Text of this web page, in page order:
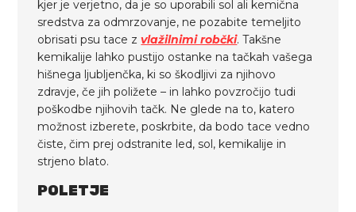
kjer je verjetno, da je so uporabili sol ali kemična
sredstva za odmrzovanje, ne pozabite temeljito
obrisati psu tace zvlažilnimi robčki. Takšne
kemikalije lahko pustijo ostanke na tačkah vašega
hišnega ljubljenčka, ki so škodljivi za njihovo
zdravje, če jih poližete – in lahko povzročijo tudi
poškodbe njihovih tačk. Ne glede na to, katero
možnost izberete, poskrbite, da bodo tace vedno
čiste, čim prej odstranite led, sol, kemikalije in
strjeno blato.
POLETJE